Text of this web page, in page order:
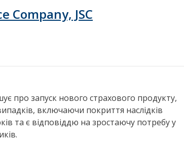
Company, JSC
про запуск нового страхового продукту,
включаючи покриття наслідків
та є відповіддю на зростаючу потребу у